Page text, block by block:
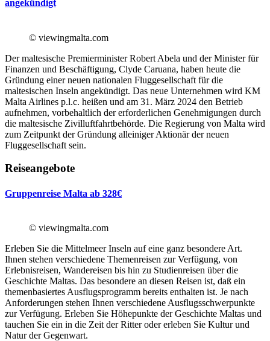
angekündigt
© viewingmalta.com
Der maltesische Premierminister Robert Abela und der Minister für
Finanzen und Beschäftigung, Clyde Caruana, haben heute die
Gründung einer neuen nationalen Fluggesellschaft für die
maltesischen Inseln angekündigt. Das neue Unternehmen wird KM
Malta Airlines p.l.c. heißen und am 31. März 2024 den Betrieb
aufnehmen, vorbehaltlich der erforderlichen Genehmigungen durch
die maltesische Zivilluftfahrtbehörde. Die Regierung von Malta wird
zum Zeitpunkt der Gründung alleiniger Aktionär der neuen
Fluggesellschaft sein.
Reiseangebote
Gruppenreise Malta ab 328€
© viewingmalta.com
Erleben Sie die Mittelmeer Inseln auf eine ganz besondere Art.
Ihnen stehen verschiedene Themenreisen zur Verfügung, von
Erlebnisreisen, Wandereisen bis hin zu Studienreisen über die
Geschichte Maltas. Das besondere an diesen Reisen ist, daß ein
themenbasiertes Ausflugsprogramm bereits enthalten ist. Je nach
Anforderungen stehen Ihnen verschiedene Ausflugsschwerpunkte
zur Verfügung. Erleben Sie Höhepunkte der Geschichte Maltas und
tauchen Sie ein in die Zeit der Ritter oder erleben Sie Kultur und
Natur der Gegenwart.